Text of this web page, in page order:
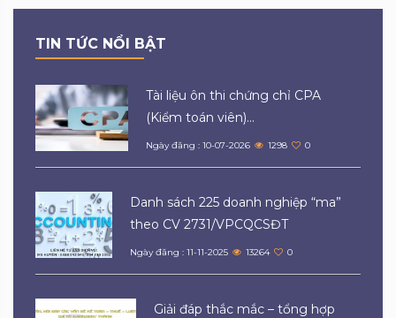
TIN TỨC NỔI BẬT
Tài liệu ôn thi chứng chỉ CPA
(Kiểm toán viên)...
Ngày đăng : 10-07-2026 1298 0
Danh sách 225 doanh nghiệp “ma”
theo CV 2731/VPCQCSĐT
Ngày đăng : 11-11-2025 13264 0
Giải đáp thắc mắc – tổng hợp